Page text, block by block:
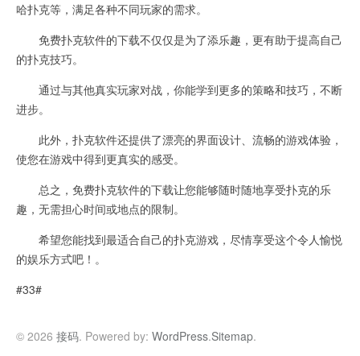
哈扑克等，满足各种不同玩家的需求。
免费扑克软件的下载不仅仅是为了添乐趣，更有助于提高自己
的扑克技巧。
通过与其他真实玩家对战，你能学到更多的策略和技巧，不断
进步。
此外，扑克软件还提供了漂亮的界面设计、流畅的游戏体验，
使您在游戏中得到更真实的感受。
总之，免费扑克软件的下载让您能够随时随地享受扑克的乐
趣，无需担心时间或地点的限制。
希望您能找到最适合自己的扑克游戏，尽情享受这个令人愉悦
的娱乐方式吧！。
#33#
© 2026 接码. Powered by: WordPress.Sitemap.